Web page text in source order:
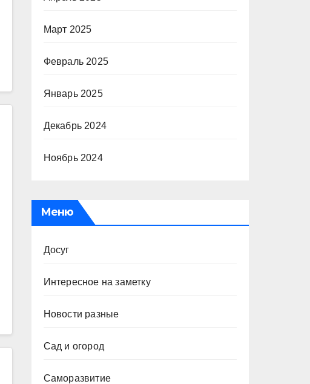
Март 2025
Февраль 2025
Январь 2025
Декабрь 2024
Ноябрь 2024
Меню
Досуг
Интересное на заметку
Новости разные
Сад и огород
Саморазвитие